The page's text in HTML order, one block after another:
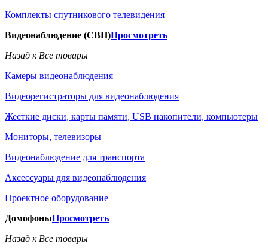
Комплекты спутникового телевидения
Видеонаблюдение (СВН)Просмотреть
Назад к Все товары
Камеры видеонаблюдения
Видеорегистраторы для видеонаблюдения
Жесткие диски, карты памяти, USB накопители, компьютеры
Мониторы, телевизоры
Видеонаблюдение для транспорта
Аксессуары для видеонаблюдения
Проектное оборудование
ДомофоныПросмотреть
Назад к Все товары